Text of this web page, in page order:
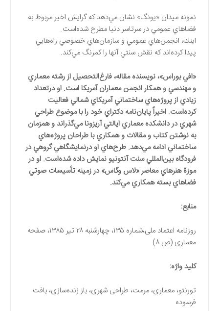
نمونه ميدان «يونگ» نشان مي‌دهد كه گرايش اخير مربوط به
فضاهاي عمومي در سرتاسر دنيا مطرح شده‌است.
اينك، انجمن‌هاي عمومي و سازمان‌هاي خصوصي راه‌هايي
پيدا كرده‌اند كه نقش سنتي آنها را كمرنگ مي‌كند.
«افي بوراس»، نويسنده مقاله، فارغ‌التحصيل از رشته معماري
و مهندسي و همكار انجمن معماران آمريكا است. او درتعداد
زيادي از پروژه‌هاي ساختماني آمريكاي شمالي فعاليت
كرده‌است. اخيراً پايان‌نامه دكتراي خود را با موضوع طراحي
شهري در دانشكده‌ معماري ايالتي آريزونا مي‌گذراند و همزمان
به نوشتن كتاب و مقالات و همكاري با طراحان پروژه‌هاي
ساختماني ادامه مي‌دهد. طرح‌هاي او درنمايشگاهي گروهي در
فرودگاه بين‌المللي سنت آنتونيو نمايش داده شده‌است. او در
موزة هنرهاي معاصر «لاس وگاس» در زمينه تأسيسات صوتي
فضاهاي بسته همكاري مي‌كند.
منابع:
روزنامه اعتماد ملی،‌شماره ۱۳۵، چهارشنبه ۲۸ تیر ۱۳۸۵، صفحه
معماری (ص ۸)
کلید واژه:
تورنتو،‌ معماری، مرمت،‌ طراحی شهری، باز زنده‌سازی، بافت
فرسوده